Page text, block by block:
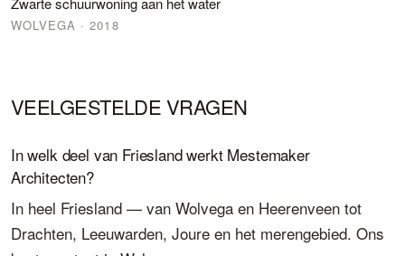
WOLVEGA · 2018
VEELGESTELDE VRAGEN
In welk deel van Friesland werkt Mestemaker
Architecten?
In heel Friesland — van Wolvega en Heerenveen tot
Drachten, Leeuwarden, Joure en het merengebied. Ons